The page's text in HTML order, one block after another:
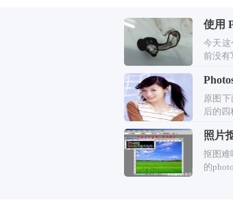
使用
今天这
前没有
原图
后的四
照片
抠图难
的